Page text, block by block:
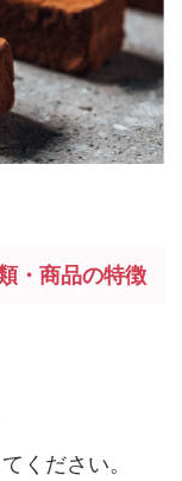
・商品の特徴
ください。